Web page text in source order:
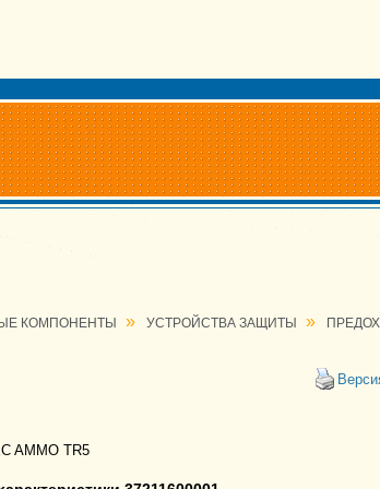
КОМПОНЕНТЫ » УСТРОЙСТВА ЗАЩИТЫ »
AMMO TR5